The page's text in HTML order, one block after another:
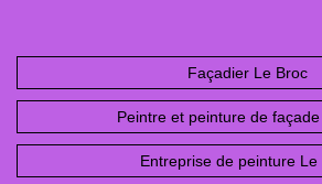
Façadier Le Broc
Peintre et peinture de
Entreprise de peinture Le